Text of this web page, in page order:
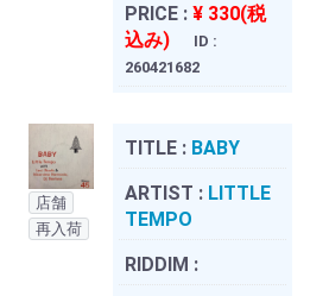
PRICE : ¥ 330(税
込み)
ID :
260421682
店舗
再入荷
TITLE : BABY
ARTIST : LITTLE
TEMPO
RIDDIM :